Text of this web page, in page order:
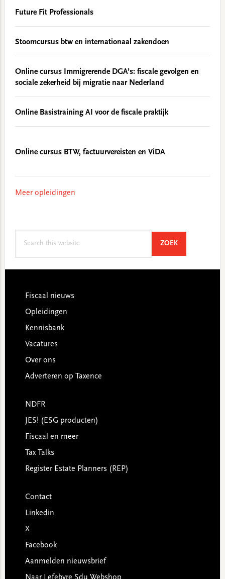
Future Fit Professionals
Stoomcursus btw en internationaal zakendoen
Online cursus Immigrerende DGA’s: fiscale gevolgen en
sociale zekerheid bij migratie naar Nederland
Online Basistraining AI voor de fiscale praktijk
Online cursus BTW, factuurvereisten en ViDA
Meer opleidingen
ZOEKSEARCH
Footer
Fiscaal nieuws
Opleidingen
Kennisbank
Vacatures
Over ons
Adverteren op Taxence
NDFR
JES! (ESG producten)
Fiscaal en meer
Tax Talks
Register Estate Planners (REP)
Contact
Linkedin
X
Facebook
Aanmelden nieuwsbrief